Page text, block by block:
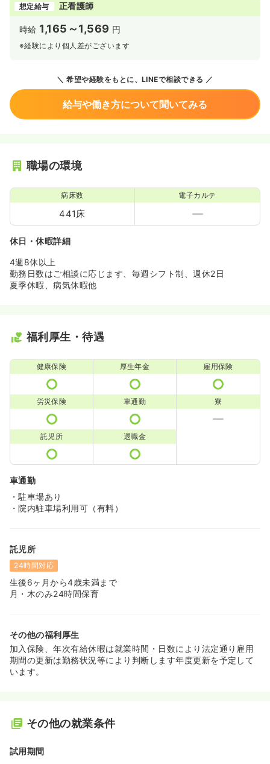
想定給与 正看護師
時給 1,165～1,569 円
※経験により個人差がございます
希望や経験をもとに、LINEで相談できる
給与や働き方について聞いてみる
職場の環境
病床数
441床
電子カルテ
休日・休暇詳細
4週8休以上
勤務日数はご相談に応じます、毎週シフト制、週休2日
夏季休暇、病気休暇他
福利厚生・待遇
健康保険 厚生年金 雇用保険
労災保険 車通勤 寮
託児所 退職金
車通勤
・駐車場あり
・院内駐車場利用可（有料）
託児所
24時間対応
生後6ヶ月から4歳未満まで
月・木のみ24時間保育
その他の福利厚生
加入保険、年次有給休暇は就業時間・日数により法定通り雇用
期間の更新は勤務状況等により判断します年度更新を予定して
います。
その他の就業条件
試用期間